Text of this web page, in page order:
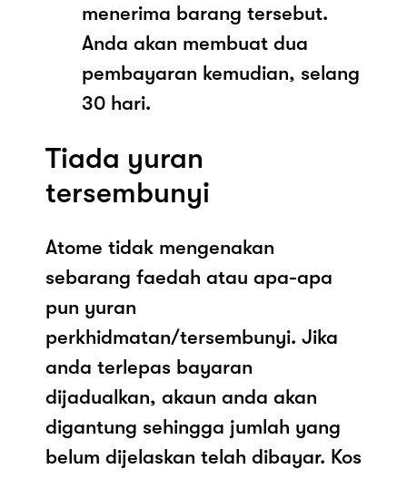
menerima barang tersebut.
Anda akan membuat dua
pembayaran kemudian, selang
30 hari.
Tiada yuran
tersembunyi
Atome tidak mengenakan
sebarang faedah atau apa-apa
pun yuran
perkhidmatan/tersembunyi. Jika
anda terlepas bayaran
dijadualkan, akaun anda akan
digantung sehingga jumlah yang
belum dijelaskan telah dibayar. Kos